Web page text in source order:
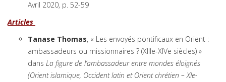
Avril 2020, p. 52-59
Articles
Tanase Thomas, « Les envoyés pontificaux en Orient :
ambassadeurs ou missionnaires ? (XIIIe-XIVe siècles) »
dans La figure de l’ambassadeur entre mondes éloignés
(Orient islamique, Occident latin et Orient chrétien – XIe-